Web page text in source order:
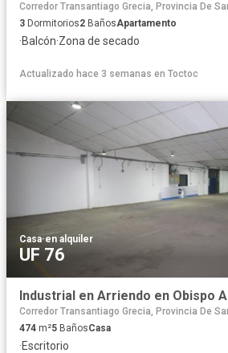
Corredor Transantiago Grecia, Provincia De
3 Dormitorios2 BañosApartamento
·Balcón·Zona de secado
Actualizado hace 3 semanas en Toctoc
Casa·en alquiler
UF 76
Corredor Transantiago Grecia, Provincia De
474 m²5 BañosCasa
·Escritorio